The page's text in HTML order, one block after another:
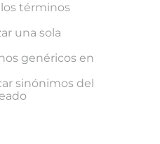
términos
una sola
genéricos en
sinónimos del